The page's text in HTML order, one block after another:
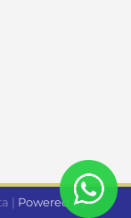
| Powered by